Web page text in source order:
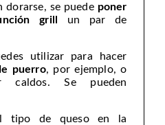
dorarse, se puede poner
grill un par de
utilizar para hacer
puerro, por ejemplo, o
caldos. Se pueden
tipo de queso en la